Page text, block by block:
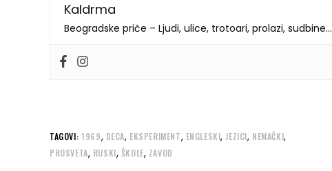
Kaldrma
Beogradske priče – Ljudi, ulice, trotoari, prolazi, sudbine…
TAGOVI: 1969, DECA, EKSPERIMENT, ENGLESKI,JEZICI, NEMAČKI,
PROSVETA, RUSKI, ŠKOLE, ZAVOD